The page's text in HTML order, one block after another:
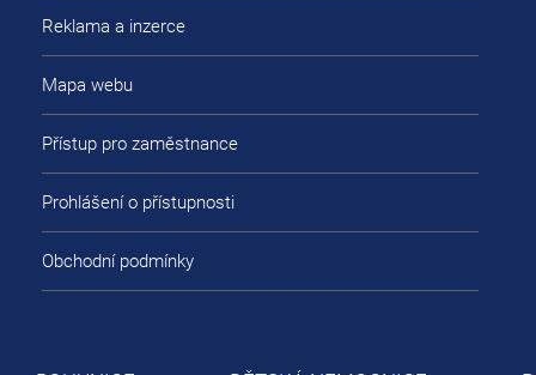
Reklama a inzerce
Mapa webu
Přístup pro zaměstnance
Prohlášení o přístupnosti
Obchodní podmínky